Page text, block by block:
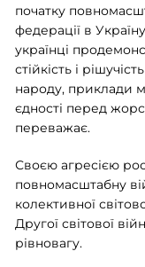
початку
федерації в
українці
стійкість і
народу, приклади
єдності перед
переважає.
Своєю агресією
повномасштабну
колективної
Другої світової
рівновагу.